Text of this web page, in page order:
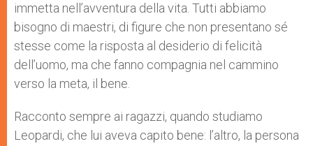
immetta nell’avventura della vita. Tutti abbiamo
bisogno di maestri, di figure che non presentano sé
stesse come la risposta al desiderio di felicità
dell’uomo, ma che fanno compagnia nel cammino
verso la meta, il bene.
Racconto sempre ai ragazzi, quando studiamo
Leopardi, che lui aveva capito bene: l’altro, la persona